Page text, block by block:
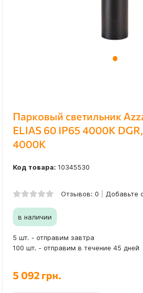
Парковый светильник
ELIAS 60 IP65 4000K
4000К
Код товара: 10345530
Отзывов: 0 Добавьте
в наличии
5 шт. - отправим завтра
100 шт. - отправим в течение 45 дней
5 092 грн.